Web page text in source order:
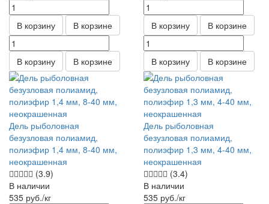
В корзину В корзине
В корзину В корзине
В корзину В корзине
В корзину В корзине
Дель рыболовная
безузловая полиамид,
полиэфир 1,4 мм, 8-40 мм,
неокрашенная
(3.9)
В наличии
535 руб./кг
Дель рыболовная
безузловая полиамид,
полиэфир 1,3 мм, 4-40 мм,
неокрашенная
(3.4)
В наличии
535 руб./кг